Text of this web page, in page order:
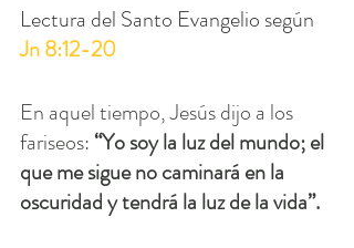
Lectura del Santo Evangelio según
Jn 8:12-20
En aquel tiempo, Jesús dijo a los
fariseos: “Yo soy la luz del mundo; el
que me sigue no caminará en la
oscuridad y tendrá la luz de la vida”.